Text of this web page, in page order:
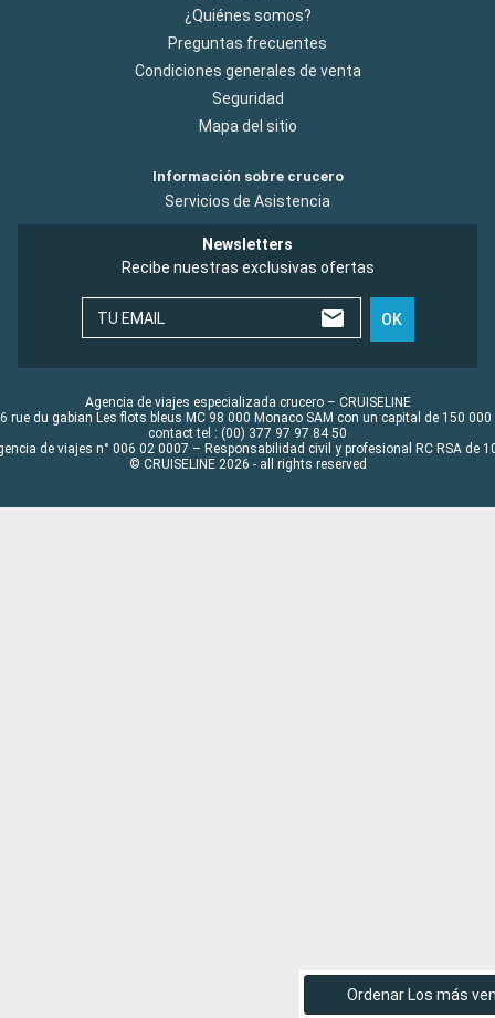
Ordenar Los más
¿Quiénes somos?
Preguntas frecuentes
Condiciones generales de venta
Seguridad
Mapa del sitio
Información sobre crucero
Servicios de Asistencia
Newsletters
Recibe nuestras exclusivas ofertas
TU EMAIL OK
Agencia de viajes especializada crucero – CRUISELINE
rue du gabian Les flots bleus MC 98 000 Monaco SAM con un capital de 150 000
contact tel : (00) 377 97 97 84 50
de viajes n° 006 02 0007 – Responsabilidad civil y profesional RC RSA de
© CRUISELINE 2026 - all rights reserved